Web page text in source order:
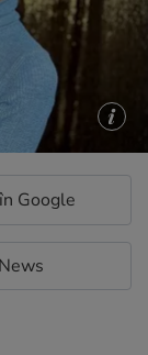
Google